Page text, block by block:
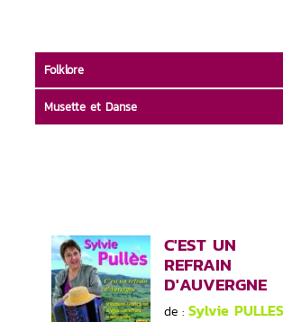
C'EST UN
REFRAIN
D'AUVERGNE
de : Sylvie PULLES
Folklore
Musette et Danse